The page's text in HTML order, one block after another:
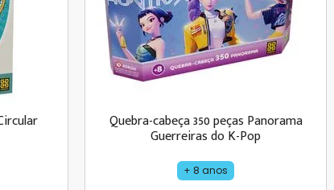
Quebra-cabeça 350 peças Panorama
Guerreiras do K-Pop
+ 8 anos